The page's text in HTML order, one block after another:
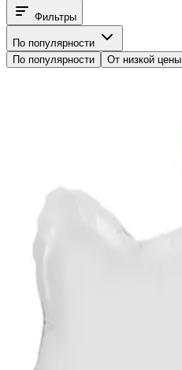
Фильтры
По популярности
По популярности
От низкой цены